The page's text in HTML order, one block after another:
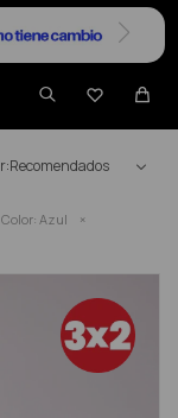

AZUL
Recomendados
Color: Azul